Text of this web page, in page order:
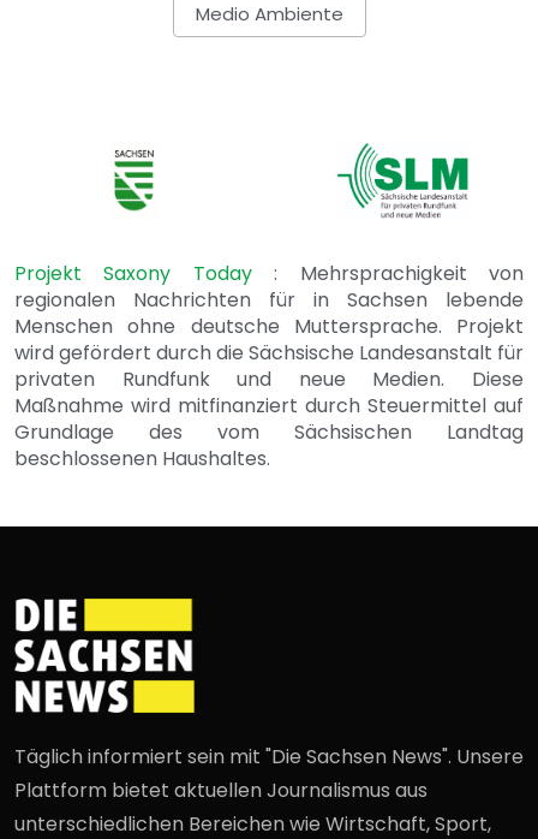
Medio Ambiente
Projekt Saxony Today: Mehrsprachigkeit von
regionalen Nachrichten für in Sachsen lebende
Menschen ohne deutsche Muttersprache. Projekt
wird gefördert durch die Sächsische Landesanstalt für
privaten Rundfunk und neue Medien. Diese
Maßnahme wird mitfinanziert durch Steuermittel auf
Grundlage des vom Sächsischen Landtag
beschlossenen Haushaltes.
Täglich informiert sein mit "Die Sachsen News". Unsere
Plattform bietet aktuellen Journalismus aus
unterschiedlichen Bereichen wie Wirtschaft, Sport,